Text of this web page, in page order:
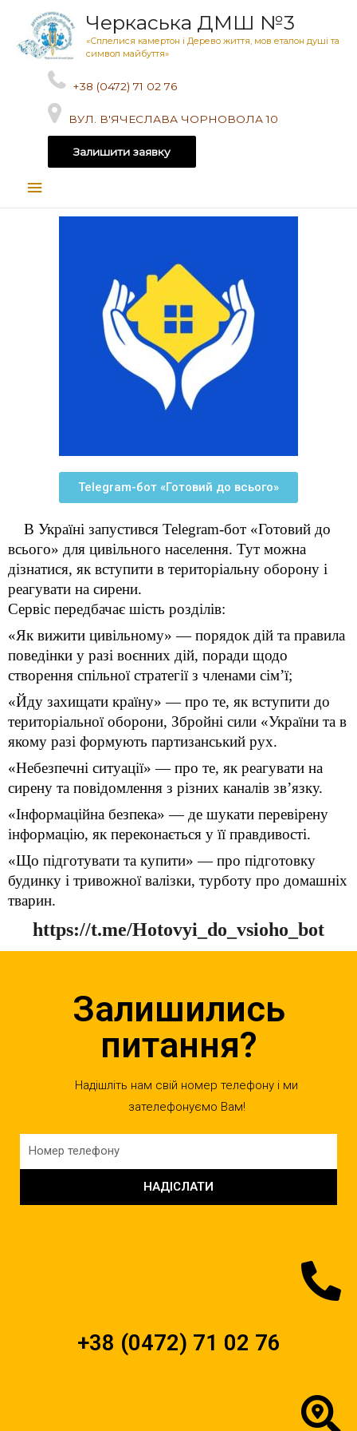
Черкаська ДМШ №3
«Сплелися камертон і Дерево життя, мов еталон душі та
символ майбуття»
+38 (0472) 71 02 76
ВУЛ. В'ЯЧЕСЛАВА ЧОРНОВОЛА 10
Залишити заявку
Telegram-бот «Готовий до всього»
В Україні запустився Telegram-бот «Готовий до
всього» для цивільного населення. Тут можна
дізнатися, як вступити в територіальну оборону і
реагувати на сирени.
Сервіс передбачає шість розділів:
«Як вижити цивільному» — порядок дій та правила
поведінки у разі воєнних дій, поради щодо
створення спільної стратегії з членами сім’ї;
«Йду захищати країну» — про те, як вступити до
територіальної оборони, Збройні сили «України та в
якому разі формують партизанський рух.
«Небезпечні ситуації» — про те, як реагувати на
сирену та повідомлення з різних каналів зв’язку.
«Інформаційна безпека» — де шукати перевірену
інформацію, як переконається у її правдивості.
«Що підготувати та купити» — про підготовку
будинку і тривожної валізки, турботу про домашніх
тварин.
https://t.me/Hotovyi_do_vsioho_bot
Залишились
питання?
Надішліть нам свій номер телефону і ми
зателефонуємо Вам!
НАДІСЛАТИ
+38 (0472) 71 02 76